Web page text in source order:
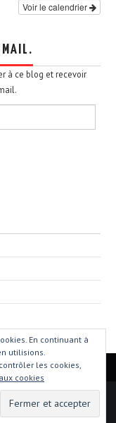
Voir le calendrier
MAIL.
à ce blog et recevoir
reserved.
En continuant à
utilisions.
les cookies,
cookies